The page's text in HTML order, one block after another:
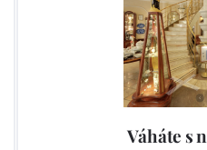
Váháte s